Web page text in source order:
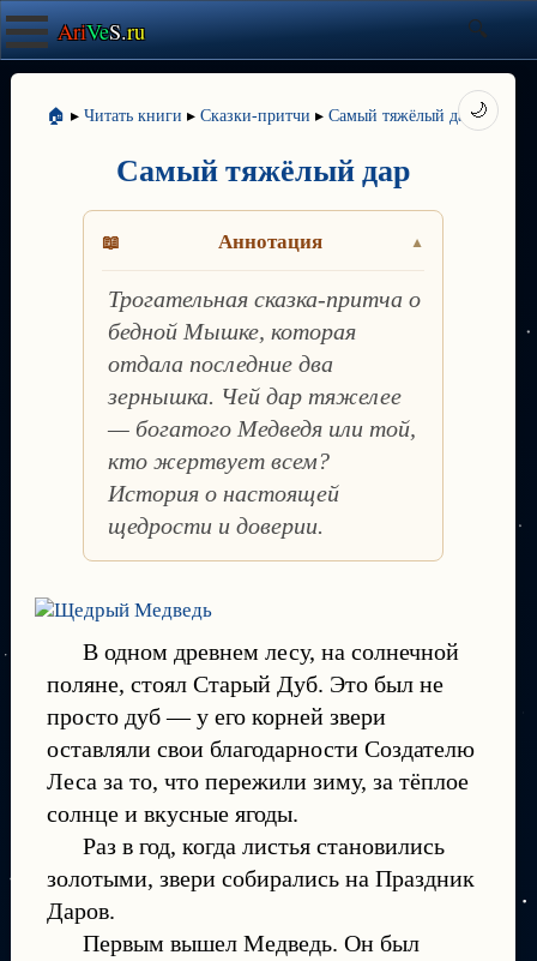
AriVeS.ru
🏠 ▸ Читать книги ▸ Сказки-притчи ▸ Самый тяжёлый дар
Самый тяжёлый дар
Аннотация
Трогательная сказка-притча о
бедной Мышке, которая
отдала последние два
зернышка. Чей дар тяжелее
— богатого Медведя или той,
кто жертвует всем?
История о настоящей
щедрости и доверии.
В одном древнем лесу, на солнечной
поляне, стоял Старый Дуб. Это был не
просто дуб — у его корней звери
оставляли свои благодарности Создателю
Леса за то, что пережили зиму, за тёплое
солнце и вкусные ягоды.
Раз в год, когда листья становились
золотыми, звери собирались на Праздник
Даров.
Первым вышел Медведь. Он был
🌙